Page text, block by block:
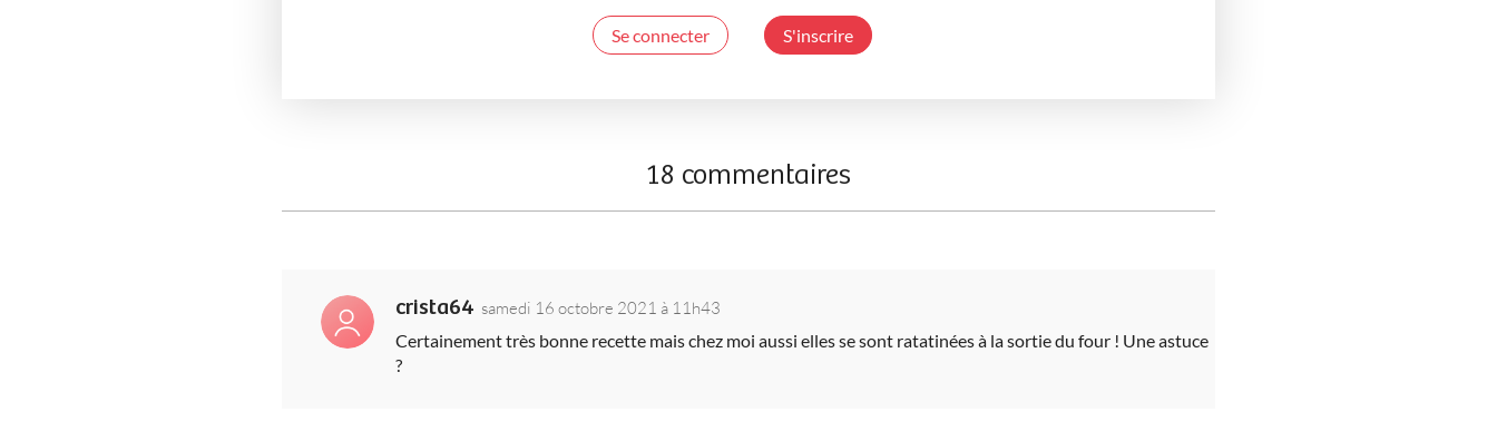
Se connecter S'inscrire
18 commentaires
crista64 samedi 16 octobre 2021 à 11h43
Certainement très bonne recette mais chez moi aussi elles se sont ratatinées à la sortie du four ! Une astuce
?